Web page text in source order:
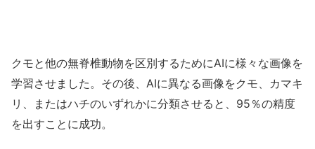
クモと他の無脊椎動物を区別するためにAIに様々な画像を
学習させました。その後、AIに異なる画像をクモ、カマキ
リ、またはハチのいずれかに分類させると、95％の精度
を出すことに成功。